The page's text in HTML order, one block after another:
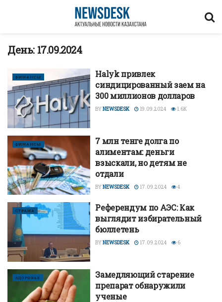
День: 17.09.2024
ФИНАНСЫ
Halyk привлек
синдицированный заем на
300 миллионов долларов
BYNEWSDESK 19.09.2024 1.6K
ФИНАНСЫ
7 млн тенге долга по
алиментам: деньги
взыскали, но детям не
отдали
BYNEWSDESK 17.09.2024 4
СТРАНА
Референдум по АЭС: Как
выглядит избирательный
бюллетень
BYNEWSDESK 17.09.2024 6
ЗДОРОВЬЕ
Замедляющий старение
препарат обнаружили
ученые